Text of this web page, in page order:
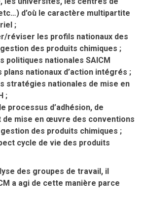
d’où le caractère multipartite
;
réviser les profils nationaux des
des produits chimiques ;
politiques nationales SAICM
nationaux d’action intégrés ;
stratégies nationales de mise en
;
processus d’adhésion, de
mise en œuvre des conventions
des produits chimiques ;
cycle de vie des produits
des groupes de travail, il
a agi de cette manière parce